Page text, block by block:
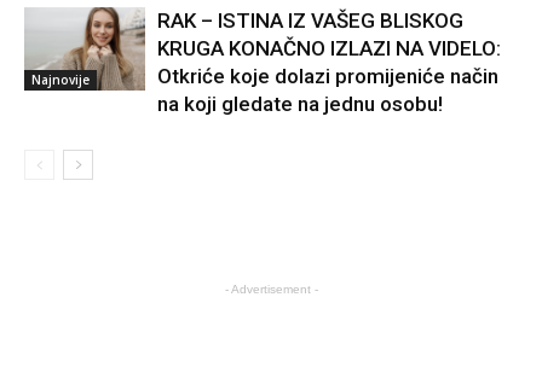
Najnovije
RAK – ISTINA IZ VAŠEG BLISKOG
KRUGA KONAČNO IZLAZI NA VIDELO:
Otkriće koje dolazi promijeniće način
na koji gledate na jednu osobu!
- Advertisement -